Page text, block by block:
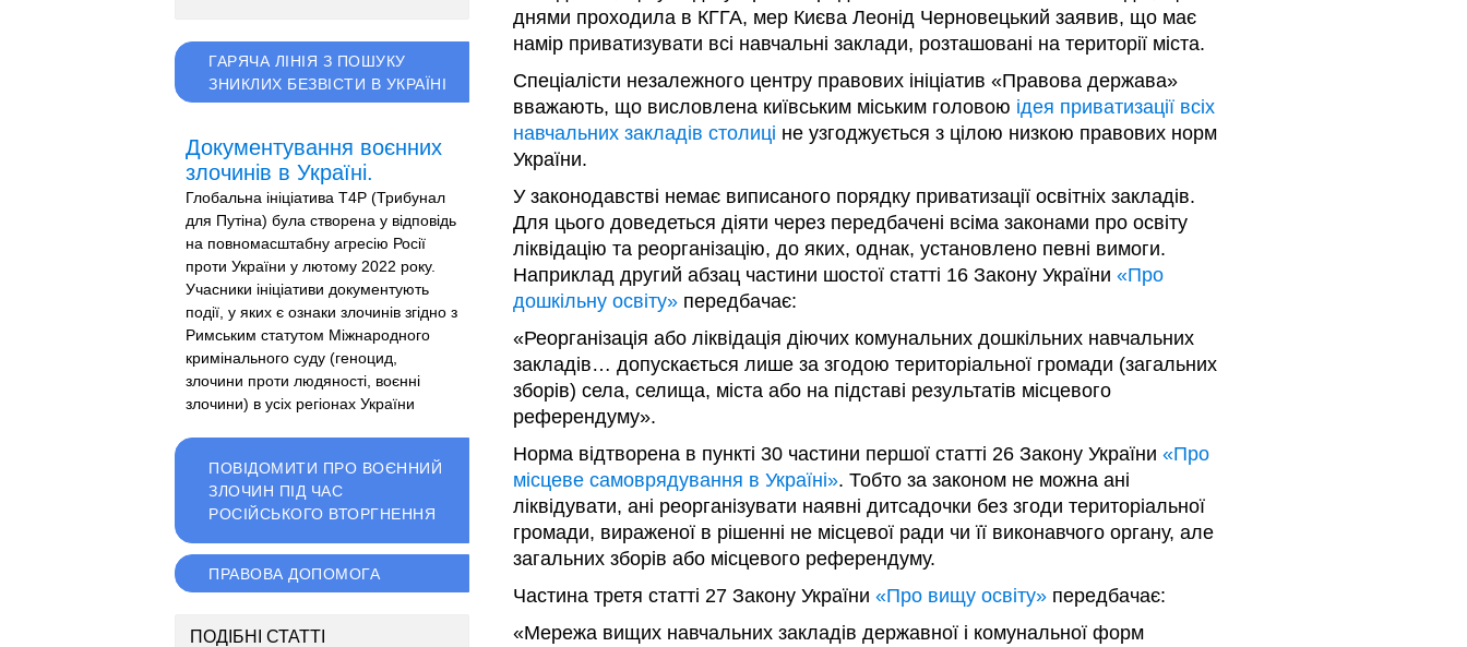
ГАРЯЧА ЛІНІЯ З ПОШУКУ
ЗНИКЛИХ БЕЗВІСТИ В УКРАЇНІ
Документування воєнних
злочинів в Україні.
Глобальна ініціатива T4P (Трибунал
для Путіна) була створена у відповідь
на повномасштабну агресію Росії
проти України у лютому 2022 року.
Учасники ініціативи документують
події, у яких є ознаки злочинів згідно з
Римським статутом Міжнародного
кримінального суду (геноцид,
злочини проти людяності, воєнні
злочини) в усіх регіонах України
ПОВІДОМИТИ ПРО ВОЄННИЙ
ЗЛОЧИН ПІД ЧАС
РОСІЙСЬКОГО ВТОРГНЕННЯ
ПРАВОВА ДОПОМОГА
ПОДІБНІ СТАТТІ
днями проходила в КГГА, мер Києва Леонід Черновецький заявив, що має
намір приватизувати всі навчальні заклади, розташовані на території міста.
Спеціалісти незалежного центру правових ініціатив «Правова держава»
вважають, що висловлена київським міським головою ідея приватизації всіх
навчальних закладів столиці не узгоджується з цілою низкою правових норм
України.
У законодавстві немає виписаного порядку приватизації освітніх закладів.
Для цього доведеться діяти через передбачені всіма законами про освіту
ліквідацію та реорганізацію, до яких, однак, установлено певні вимоги.
Наприклад другий абзац частини шостої статті 16 Закону України «Про
дошкільну освіту» передбачає:
«Реорганізація або ліквідація діючих комунальних дошкільних навчальних
закладів… допускається лише за згодою територіальної громади (загальних
зборів) села, селища, міста або на підставі результатів місцевого
референдуму».
Норма відтворена в пункті 30 частини першої статті 26 Закону України «Про
місцеве самоврядування в Україні». Тобто за законом не можна ані
ліквідувати, ані реорганізувати наявні дитсадочки без згоди територіальної
громади, вираженої в рішенні не місцевої ради чи її виконавчого органу, але
загальних зборів або місцевого референдуму.
Частина третя статті 27 Закону України «Про вищу освіту» передбачає:
«Мережа вищих навчальних закладів державної і комунальної форм